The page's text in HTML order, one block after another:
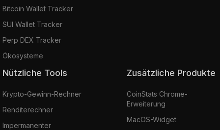
Bitcoin Wallet Tracker
SUI Wallet Tracker
Perp DEX Tracker
Ökosysteme
Nützliche Tools
Krypto-Gewinn-Rechner
Renditerechner
Impermanenter
Zusätzliche Produkte
CoinStats Chrome-
Erweiterung
MacOS-Widget